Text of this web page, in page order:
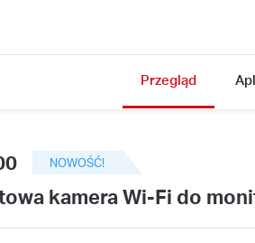
Przegląd
NOWOŚĆ!
kamera Wi-Fi do